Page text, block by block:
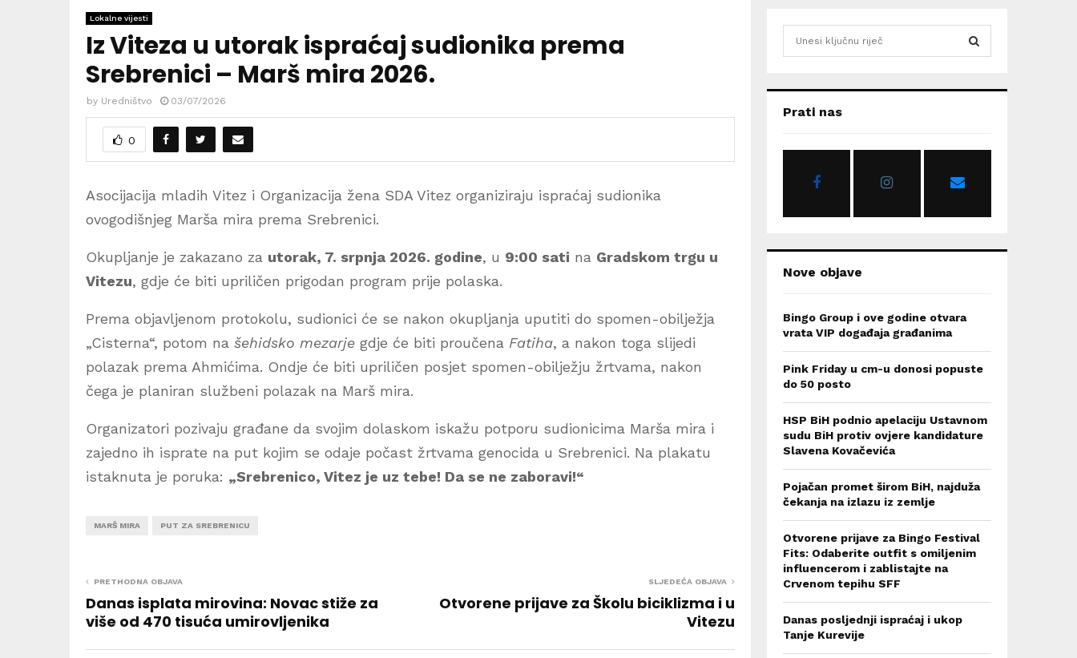
Lokalne vijesti
Iz Viteza u utorak ispraćaj sudionika prema
Srebrenici – Marš mira 2026.
by Uredništvo 03/07/2026
0
Asocijacija mladih Vitez i Organizacija žena SDA Vitez organiziraju ispraćaj sudionika
ovogodišnjeg Marša mira prema Srebrenici.
Okupljanje je zakazano za utorak, 7. srpnja 2026. godine, u 9:00 sati na Gradskom trgu u
Vitezu, gdje će biti upriličen prigodan program prije polaska.
Prema objavljenom protokolu, sudionici će se nakon okupljanja uputiti do spomen-obilježja
„Cisterna“, potom na šehidsko mezarje gdje će biti proučena Fatiha, a nakon toga slijedi
polazak prema Ahmićima. Ondje će biti upriličen posjet spomen-obilježju žrtvama, nakon
čega je planiran službeni polazak na Marš mira.
Organizatori pozivaju građane da svojim dolaskom iskažu potporu sudionicima Marša mira i
zajedno ih isprate na put kojim se odaje počast žrtvama genocida u Srebrenici. Na plakatu
istaknuta je poruka: „Srebrenico, Vitez je uz tebe! Da se ne zaboravi!“
MARŠ MIRA PUT ZA SREBRENICU
PRETHODNA OBJAVA
Danas isplata mirovina: Novac stiže za
više od 470 tisuća umirovljenika
SLJEDEĆA OBJAVA
Otvorene prijave za Školu biciklizma i u
Vitezu
h
o
Prati nas
Nove objave
Bingo Group i ove godine otvara
vrata VIP događaja građanima
Pink Friday u cm-u donosi popuste
do 50 posto
HSP BiH podnio apelaciju Ustavnom
sudu BiH protiv ovjere kandidature
Slavena Kovačevića
Pojačan promet širom BiH, najduža
čekanja na izlazu iz zemlje
Otvorene prijave za Bingo Festival
Fits: Odaberite outfit s omiljenim
influencerom i zablistajte na
Crvenom tepihu SFF
Danas posljednji ispraćaj i ukop
Tanje Kurevije